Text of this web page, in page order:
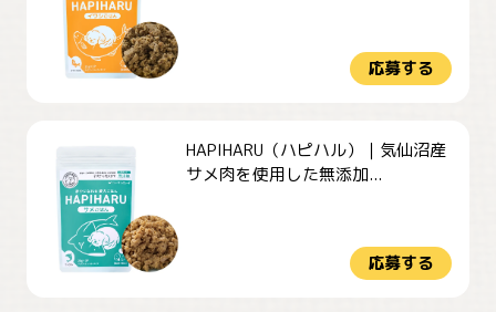
応募する
HAPIHARU（ハピハル）｜気仙沼産
サメ肉を使用した無添加...
応募する